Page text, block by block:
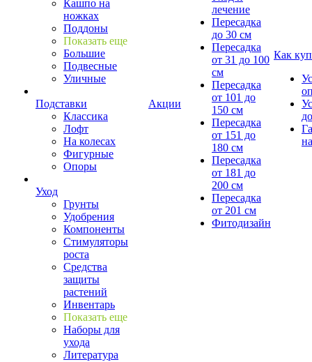
Кашпо на
ножках
Поддоны
Показать еще
Большие
Подвесные
Уличные
Подставки
Классика
Лофт
На колесах
Фигурные
Опоры
Уход
Грунты
Удобрения
Компоненты
Стимуляторы
роста
Средства
защиты
растений
Инвентарь
Показать еще
Наборы для
ухода
Литература
Акции
лечение
Пересадка
до 30 см
Пересадка
от 31 до 100
см
Пересадка
от 101 до
150 см
Пересадка
от 151 до
180 см
Пересадка
от 181 до
200 см
Пересадка
от 201 см
Фитодизайн
Как